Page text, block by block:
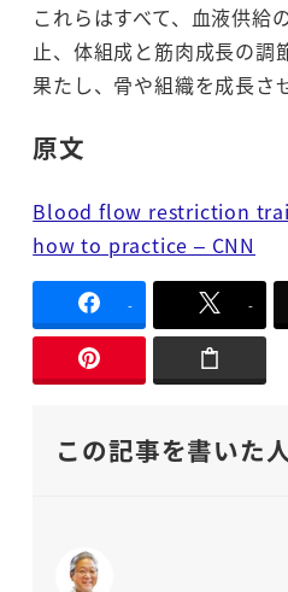
これらはすべて、血液供給
止、体組成と筋肉成長の調
果たし、骨や組織を成長さ
原文
Blood flow restriction
how to practice – CNN
- -
この記事を書いた